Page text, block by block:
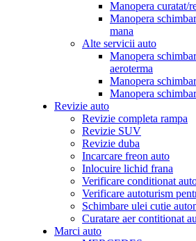
Manopera curatat/
Manopera
mana
Alte servicii auto
Manopera
aeroterma
Manopera
Manopera
Revizie auto
Revizie completa rampa
Revizie SUV
Revizie duba
Incarcare freon auto
Inlocuire lichid frana
Verificare conditionat
Verificare autoturism
Schimbare ulei cutie
Curatare aer contitionat
Marci auto